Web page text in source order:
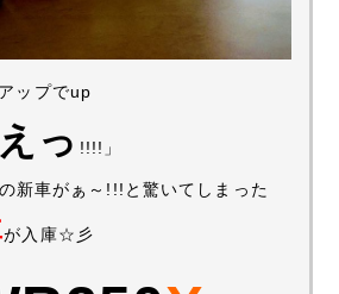
ップでup
えっ !!!!」
新車がぁ～!!!と驚いてしまった
が入庫☆彡